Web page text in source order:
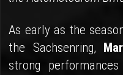
As early as the
the Sachsenring,
strong